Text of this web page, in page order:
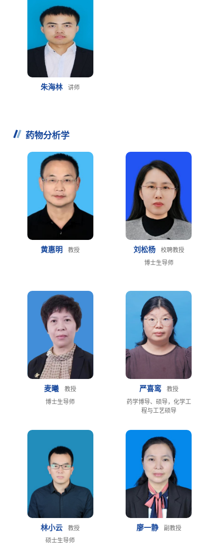
朱海林 讲师
药物分析学
黄惠明 教授 刘松杨
校聘教授
博士生导师
麦曦
教授
博士生导师
严喜鸾
教授
药学博导、硕导，化学工
程与工艺硕导
林小云
教授
硕士生导师
廖一静 副教授